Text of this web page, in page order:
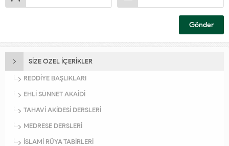
SİZE ÖZEL İÇERİKLER
REDDİYE BAŞLIKLARI
EHLİ SÜNNET AKAİDİ
TAHAVİ AKİDESİ DERSLERİ
MEDRESE DERSLERİ
İSLAMİ RÜYA TABİRLERİ